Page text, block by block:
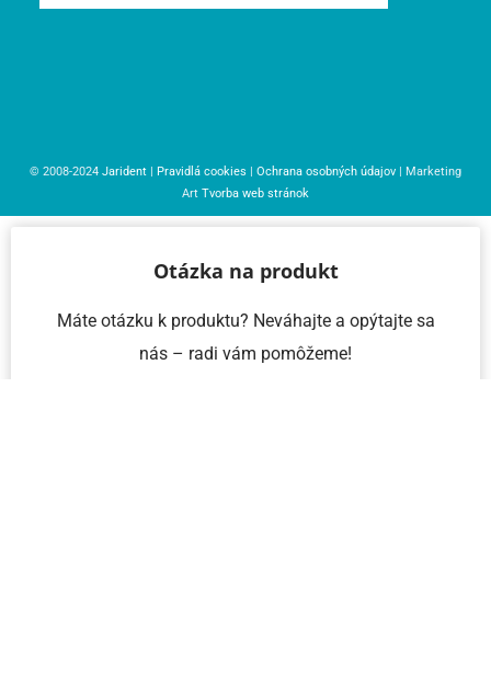
© 2008-2024 Jarident Pravidlá cookies Ochrana osobných údajov | Marketing
Art Tvorba web stránok
Otázka na produkt
Máte otázku k produktu? Neváhajte a opýtajte sa
nás – radi vám pomôžeme!